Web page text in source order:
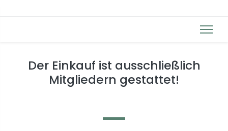
Der Einkauf ist ausschließlich
Mitgliedern gestattet!